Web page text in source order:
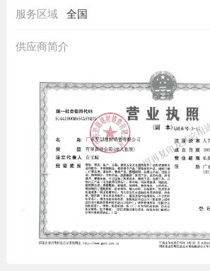
服务区域 全国
供应商简介